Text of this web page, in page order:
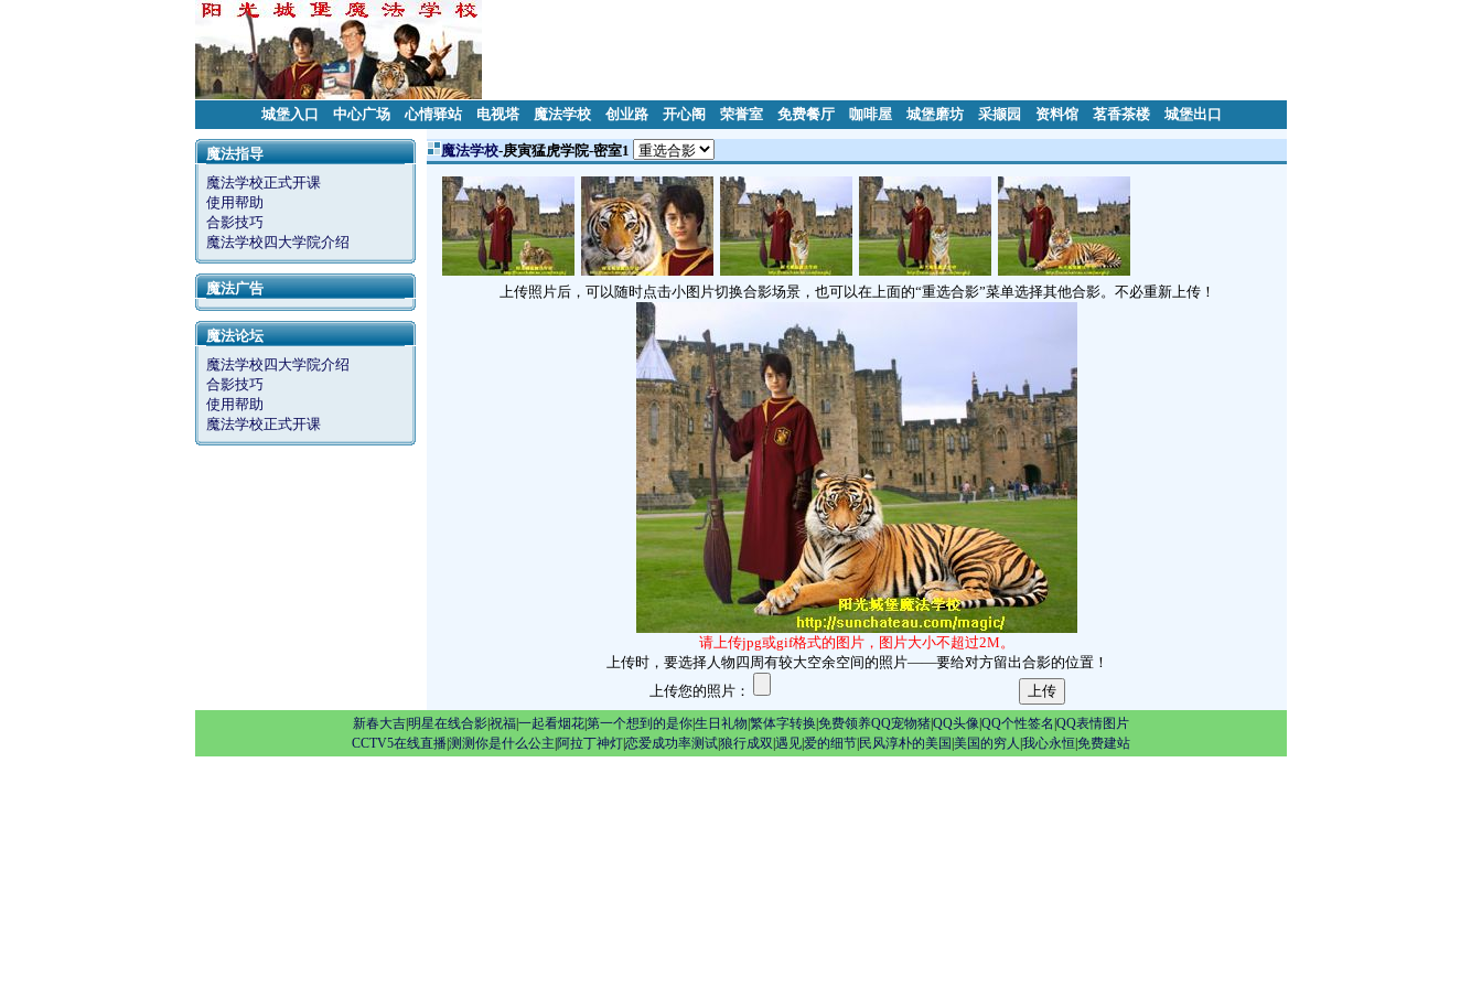
城堡入口 中心广场 心情驿站 电视塔 魔法学校 创业路 开心阁 荣誉室 免费餐厅 咖啡屋 城堡磨坊 采撷园 资料馆 茗香茶楼 城堡出口
魔法指导
魔法学校正式开课
使用帮助
合影技巧
魔法学校四大学院介绍
魔法广告
魔法论坛
魔法学校四大学院介绍
合影技巧
使用帮助
魔法学校正式开课
魔法学校-庚寅猛虎学院-密室1
上传照片后，可以随时点击小图片切换合影场景，也可以在上面的“重选合影”菜单选择其他合影。不必重新上传！
请上传jpg或gif格式的图片，图片大小不超过2M。
上传时，要选择人物四周有较大空余空间的照片——要给对方留出合影的位置！
上传您的照片：
新春大吉明星在线合影祝福一起看烟花第一个想到的是你生日礼物 繁体字转换 免费领养QQ宠物猪QQ头像QQ个性签名 QQ表情图片
CCTV5在线直播测测你是什么公主 阿拉丁神灯恋爱成功率测试狼行成双 遇见爱的细节 民风淳朴的美国 美国的穷人 我心永恒免费建站